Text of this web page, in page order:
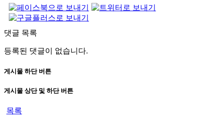
댓글 목록
등록된 댓글이 없습니다.
게시물 하단 버튼
게시물 상단 및 하단 버튼
목록